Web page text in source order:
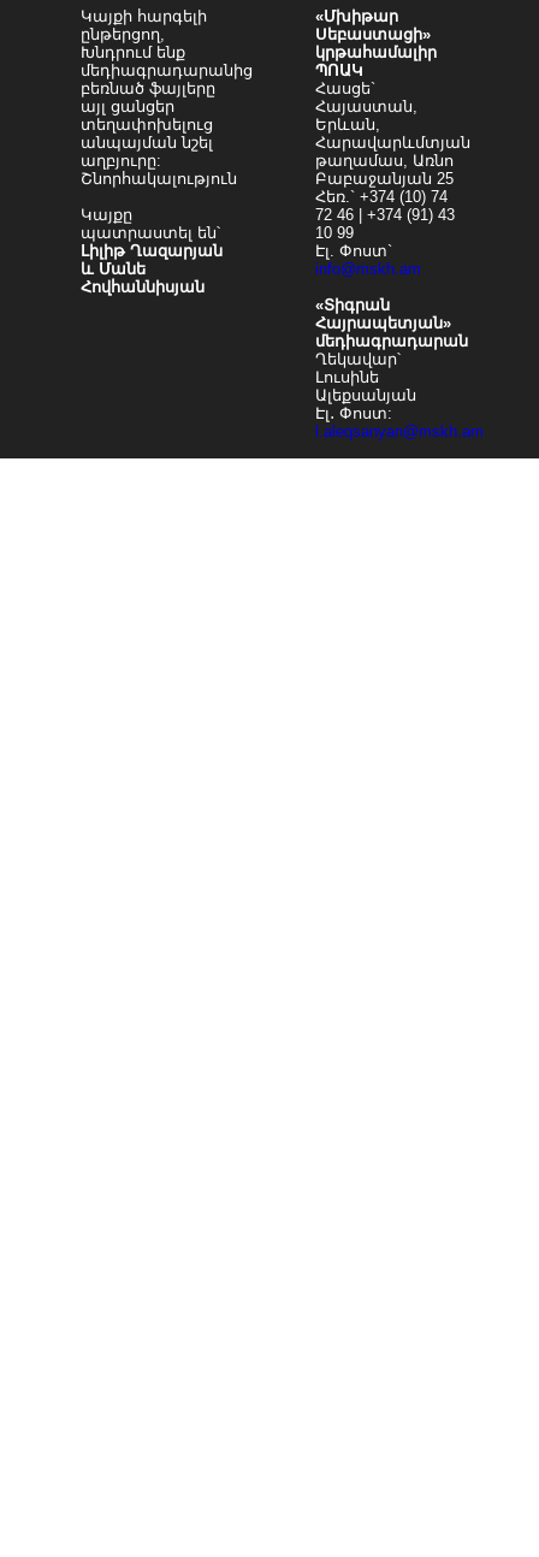
Կայքի հարգելի
ընթերցող,
Խնդրում ենք
մեդիագրադարանից
բեռնած ֆայլերը
այլ ցանցեր
տեղափոխելուց
անպայման նշել
աղբյուրը:
Շնորհակալություն
Կայքը
պատրաստել են՝
Լիլիթ Ղազարյան
և Մանե
Հովհաննիսյան
«Մխիթար
Սեբաստացի»
կրթահամալիր
ՊՈԱԿ
Հասցե`
Հայաստան,
Երևան,
Հարավարևմտյան
թաղամաս, Առնո
Բաբաջանյան 25
Հեռ.` +374 (10) 74
72 46 | +374 (91) 43
10 99
Էլ. Փոստ`
info@mskh.am
«Տիգրան
Հայրապետյան»
մեդիագրադարան
Ղեկավար՝
Լուսինե
Ալեքսանյան
Էլ․ Փոստ:
l.aleqsanyan@mskh.am